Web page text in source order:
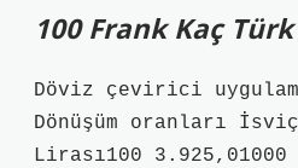
100 Frank Kaç
Döviz çevirici
Dönüşüm oranları
Lirası100 3.925,01000